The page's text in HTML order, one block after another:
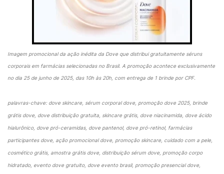
Imagem promocional da ação inédita da Dove que distribui gratuitamente séruns
corporais em farmácias selecionadas no Brasil. A promoção acontece exclusivamente
no dia 25 de junho de 2025, das 10h às 20h, com entrega de 1 brinde por CPF.
palavras-chave: dove skincare, sérum corporal dove, promoção dove 2025, brinde
grátis dove, dove distribuição gratuita, skincare grátis, dove niacinamida, dove ácido
hialurônico, dove pró-ceramidas, dove pantenol, dove pró-retinol, farmácias
participantes dove, ação promocional dove, promoção skincare, cuidado com a pele,
cosmético grátis, amostra grátis dove, distribuição sérum dove, promoção corpo
hidratado, evento dove gratuito, dove evento brasil, promoção presencial dove,